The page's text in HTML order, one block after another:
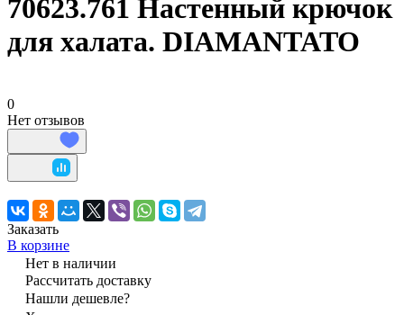
70623.761 Настенный крючок
для халата. DIAMANTATO
0
Нет отзывов
Заказать
В корзине
Нет в наличии
Рассчитать доставку
Нашли дешевле?